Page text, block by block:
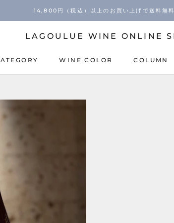
14,800円（税込）以上のお買い上げで送料無料
WINE COLOR
COLUMN
LAGOULUE WINE ONLINE